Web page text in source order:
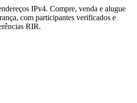
IPv4. Compre, venda e alugue
com participantes verificados e
RIR.